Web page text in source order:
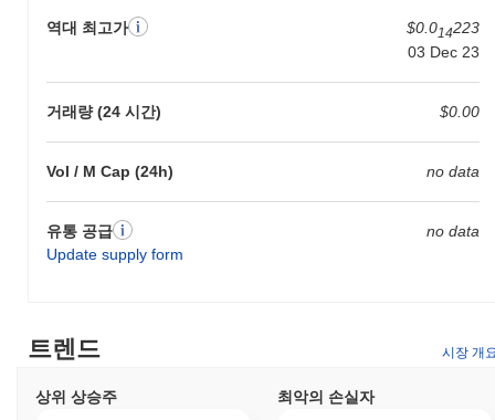
역대 최고가 $0.014223
03 Dec 23
거래량 (24 시간) $0.00
Vol / M Cap (24h) no data
유통 공급
Update supply form
no data
트렌드 시장 개
상위 상승주 최악의 손실자